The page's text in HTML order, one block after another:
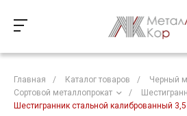
Главная / Каталог товаров / Черный
Сортовой металлопрокат
/
Шестигранник стальной калиброванный